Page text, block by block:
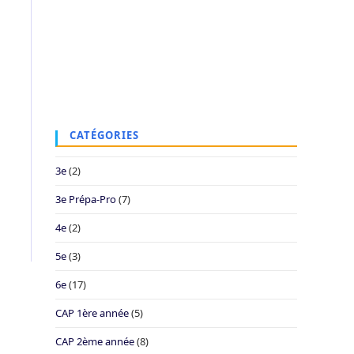
CATÉGORIES
3e(2)
3e Prépa-Pro(7)
4e(2)
5e(3)
6e(17)
CAP 1ère année(5)
CAP 2ème année(8)